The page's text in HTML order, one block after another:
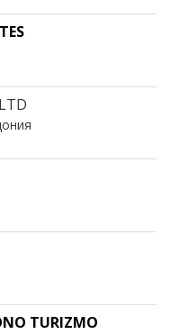
TURIZMO